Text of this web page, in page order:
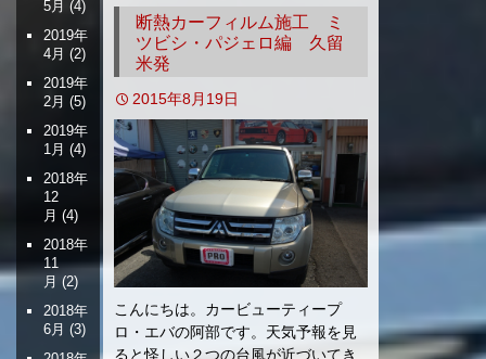
断熱カーフィルム施工 ミ
ツビシ・パジェロ編 久留
米発
2015年8月19日
こんにちは。カービューティープ
ロ・エバの阿部です。天気予報を見
ると怪しい２つの台風が近づいてき
5月 (4)
2019年
4月 (2)
2019年
2月 (5)
2019年
1月 (4)
2018年
12
月 (4)
2018年
11
月 (2)
2018年
6月 (3)